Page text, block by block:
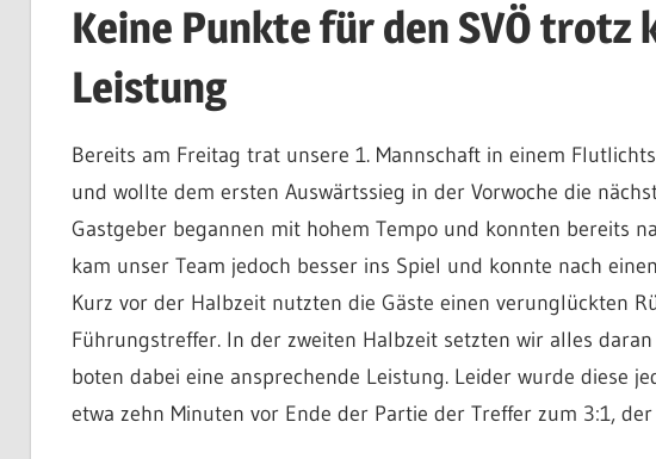
Keine Punkte für den SVÖ trotz
Leistung
Bereits am Freitag trat unsere 1. Mannschaft in einem
und wollte dem ersten Auswärtssieg in der Vorwoche die
Gastgeber begannen mit hohem Tempo und konnten bereits
kam unser Team jedoch besser ins Spiel und konnte nach
Kurz vor der Halbzeit nutzten die Gäste einen verunglückten
Führungstreffer. In der zweiten Halbzeit setzten wir alles
boten dabei eine ansprechende Leistung. Leider wurde diese
etwa zehn Minuten vor Ende der Partie der Treffer zum 3:1,